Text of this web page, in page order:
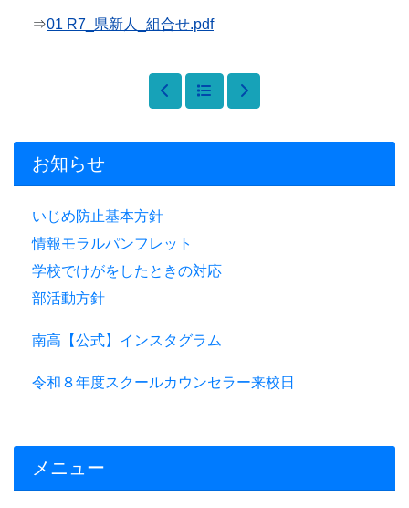
お知らせ
いじめ防止基本方針
情報モラルパンフレット
学校でけがをしたときの対応
部活動方針
南高【公式】インスタグラム
令和８年度スクールカウンセラー来校日
メニュー
⇒01 R7_県新人_組合せ.pdf